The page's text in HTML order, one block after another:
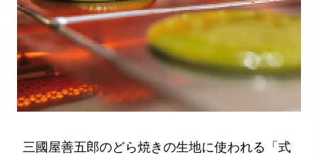
三國屋善五郎のどら焼きの生地に使われる「式